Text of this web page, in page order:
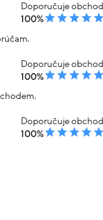
Doporučuje obchod
100%
Doporučuje obchod
100%
Doporučuje obchod
100%